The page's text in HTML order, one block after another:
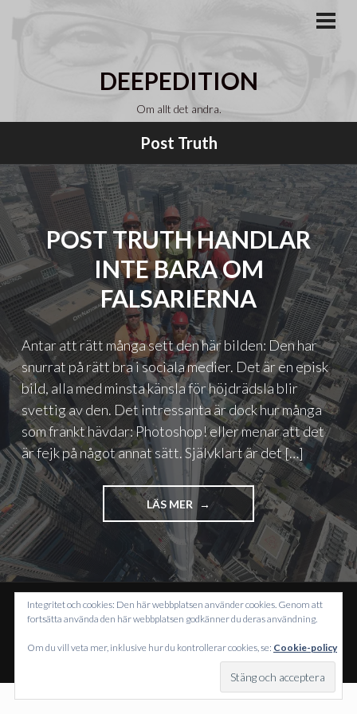
DEEPEDITION
Om allt det andra.
Post Truth
POST TRUTH HANDLAR
INTE BARA OM
FALSARIERNA
Antar att rätt många sett den här bilden: Den har
snurrat på rätt bra i sociala medier. Det är en episk
bild, alla med minsta känsla för höjdrädsla blir
svettig av den. Det intressanta är dock hur många
som frankt hävdar: Photoshop! eller menar att det
är fejk på något annat sätt. Självklart är det […]
LÄS MER "POST
TRUTH
HANDLAR
INTE
BARA
FALSARIERNA"
DRIVS MED WORDPRESS
TEMA: INTERGALACTIC AV
WORDPRESS.COM
Integritet och cookies: Den här webbplatsen använder cookies. Genom att
fortsätta använda den här webbplatsen godkänner du deras användning.
Om du vill veta mer, inklusive hur du kontrollerar cookies, se: Cookie-policy